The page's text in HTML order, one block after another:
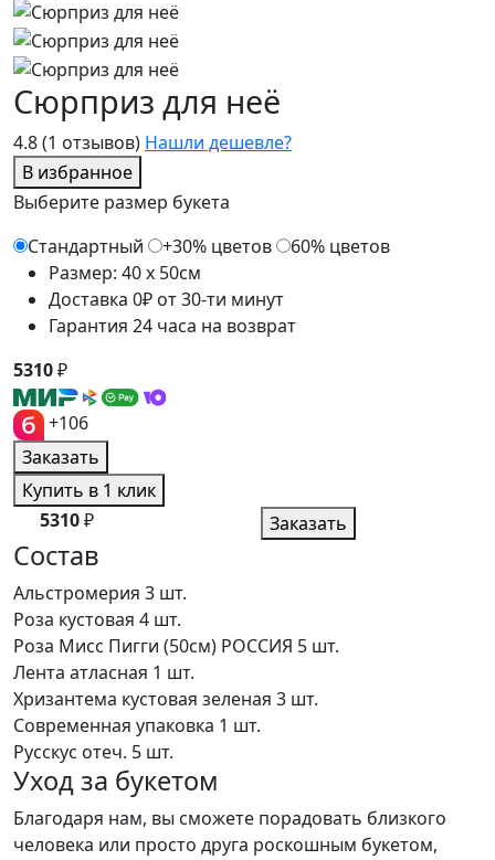
4.8(1 отзывов) Нашли дешевле?
В избранное
Сюрприз для неё
Выберите размер букета
Стандартный
+30% цветов
60% цветов
Размер: 40 x 50см
Доставка 0₽ от 30-ти минут
Гарантия 24 часа на возврат
5310₽
+106
Заказать
Купить в 1 клик
5310₽ Заказать
Состав
Альстромерия 3 шт.
Роза кустовая 4 шт.
Роза Мисс Пигги (50см) РОССИЯ 5 шт.
Лента атласная 1 шт.
Хризантема кустовая зеленая 3 шт.
Современная упаковка 1 шт.
Русскус отеч. 5 шт.
Уход за букетом
Благодаря нам, вы сможете порадовать близкого
человека или просто друга роскошным букетом,